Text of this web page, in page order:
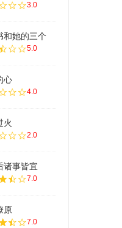
3.0
和她的三个
5.0
心
4.0
火
2.0
诸事皆宜
7.0
原
7.0